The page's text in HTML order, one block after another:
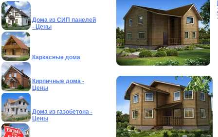
Дома из СИП панелей
- Цены
Каркасные дома
Кирпичные дома -
Цены
Дома из газобетона -
Цены